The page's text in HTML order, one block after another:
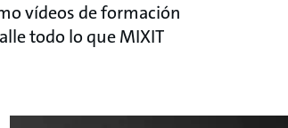
vídeos de formación
todo lo que MIXIT